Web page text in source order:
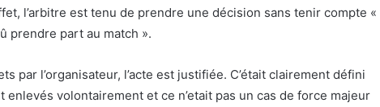
l’arbitre est tenu de prendre une décision sans tenir compte «
prendre part au match ».
par l’organisateur, l’acte est justifiée. C’était clairement défini
volontairement et ce n’etait pas un cas de force majeur